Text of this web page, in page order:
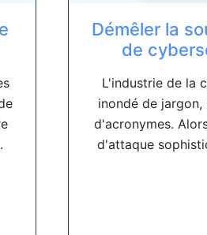
Démêler la
de
L'industrie de la
inondé de
d'acronymes.
d'attaque